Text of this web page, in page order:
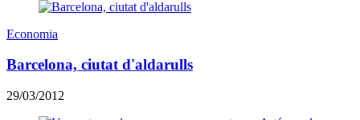
Economia
Barcelona, ciutat d'aldarulls
29/03/2012